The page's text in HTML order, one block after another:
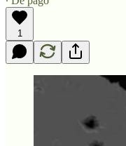
1